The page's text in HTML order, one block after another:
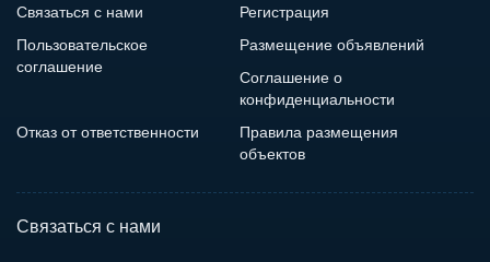
Связаться с нами
Регистрация
Пользовательское
соглашение
Размещение объявлений
Соглашение о
конфиденциальности
Отказ от ответственности
Правила размещения
объектов
Связаться с нами